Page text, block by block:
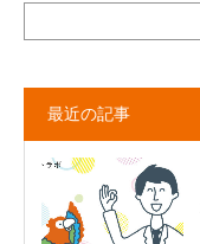
最近の記事